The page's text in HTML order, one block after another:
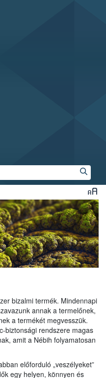
bizalmi termék. Mindennapi
annak a termelőnek,
a termékét megvesszük.
biztonsági rendszere magas
amit a Nébih folyamatosan
előforduló „veszélyeket”
egy helyen, könnyen és